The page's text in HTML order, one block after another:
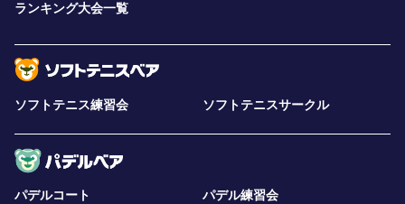
ランキング大会一覧
ソフトテニス練習会 ソフトテニスサークル
パデルコート
パデル練習会